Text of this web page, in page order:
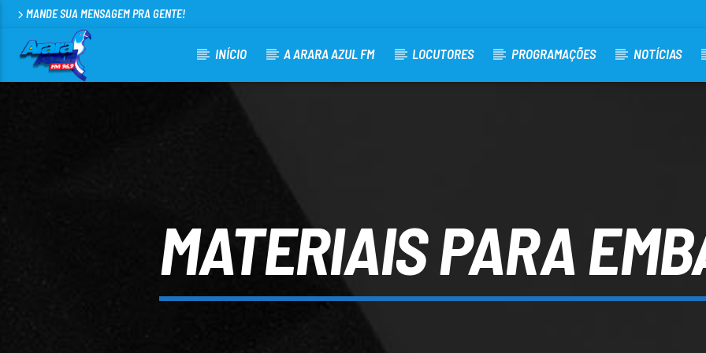
MANDE SUA MENSAGEM PRA GENTE!
INÍCIO A ARARA AZUL FM LOCUTORES PROGRAMAÇÕES NOTÍCIAS
MATERIAIS PARA